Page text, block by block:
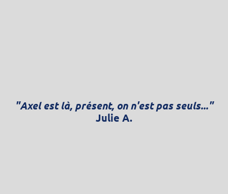
"Axel est là, présent, on n'est pas seuls..."
Julie A.